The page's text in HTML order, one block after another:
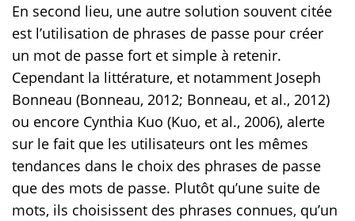
En second lieu, une autre solution souvent citée
est l’utilisation de phrases de passe pour créer
un mot de passe fort et simple à retenir.
Cependant la littérature, et notamment Joseph
Bonneau (Bonneau, 2012; Bonneau, et al., 2012)
ou encore Cynthia Kuo (Kuo, et al., 2006), alerte
sur le fait que les utilisateurs ont les mêmes
tendances dans le choix des phrases de passe
que des mots de passe. Plutôt qu’une suite de
mots, ils choisissent des phrases connues, qu’un